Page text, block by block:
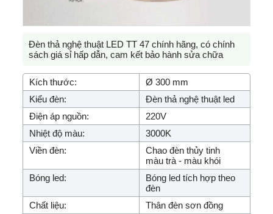
Đèn thả nghệ thuật LED TT 47 chính hãng, có chính
sách giá sỉ hấp dẫn, cam kết bảo hành sửa chữa
Kích thước:
Ø 300 mm
Kiểu đèn:
Đèn thả nghệ thuật led
Điện áp nguồn:
220V
Nhiệt độ màu:
3000K
Viền đèn:
Chao đèn thủy tinh
màu trà - màu khói
Bóng led:
Bóng led tích hợp theo
đèn
Chất liệu:
Thân đèn sơn đồng